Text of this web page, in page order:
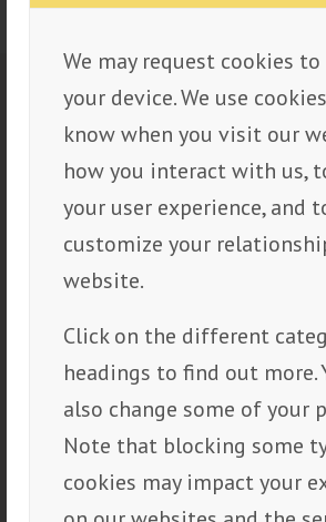
We may request cookies
your device. We use
know when you visit our
how you interact with us,
your user experience, and
customize your
website.
Click on the different
headings to find out more.
also change some of your
Note that blocking some
cookies may impact your
Priseksempler
vindusmarkise
Produkt | Størrelse | Fra-pris inkl. mva
MOTOR
Vindusmarkise uten
1,0×0,6m utfall: Fra kr 3
VINDUSMARKISE MED